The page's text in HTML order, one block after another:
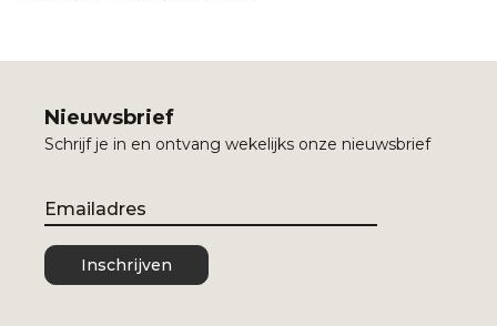
Nieuwsbrief
Schrijf je in en ontvang wekelijks onze nieuwsbrief
Email
Inschrijven